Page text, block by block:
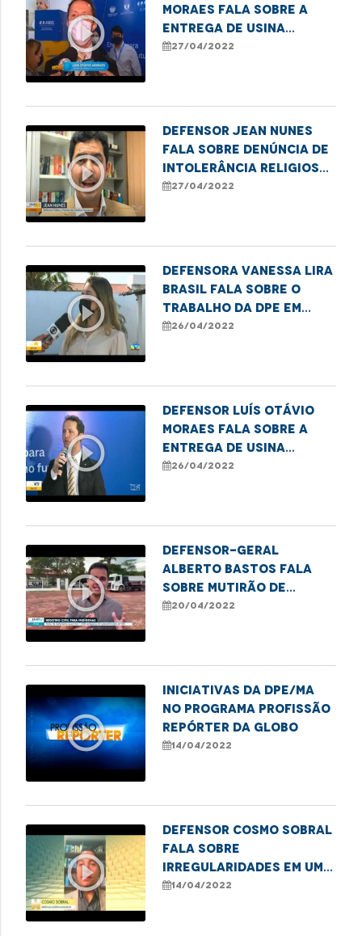
play_circle_outline
Moraes fala sobre a
entrega de usina
elétrica para o
27/04/2022
play_circle_outline
Defensor Jean Nunes
fala sobre denúncia de
intolerância religiosa
em São Luís
27/04/2022
play_circle_outline
Defensora Vanessa Lira
Brasil fala sobre o
trabalho da DPE em
prol do
26/04/2022
play_circle_outline
Defensor Luís Otávio
Moraes fala sobre a
entrega de usina
elétrica para o
26/04/2022
play_circle_outline
Defensor-geral
Alberto Bastos fala
sobre mutirão de
documentação básica
20/04/2022
play_circle_outline
Iniciativas da DPE/MA
no programa Profissão
Repórter da Globo
14/04/2022
play_circle_outline
Defensor Cosmo Sobral
fala sobre
irregularidades em um
dos principais hospitais
14/04/2022